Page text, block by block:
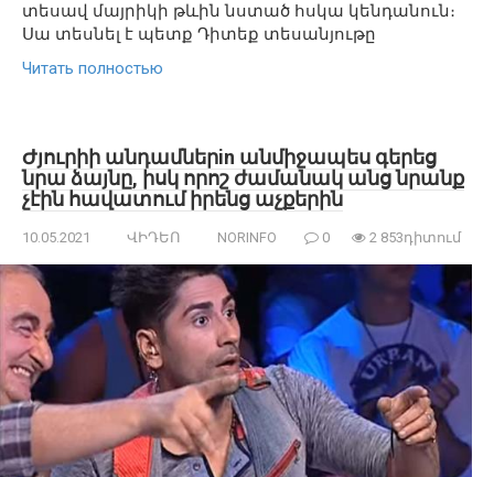
տեսավ մայրիկի թևին նստած հսկա կենդանուն։
Սա տեսնել է պետք Դիտեք տեսանյութը
Читать полностью
Ժյուրիի անդամներin անմիջապես գերեց
նրա ձայնը, իսկ որոշ ժամանակ անց նրանք
չէին հավատում իրենց աչքերին
10.05.2021 ՎԻԴԵՈ NORINFO 0 2 853դիտում